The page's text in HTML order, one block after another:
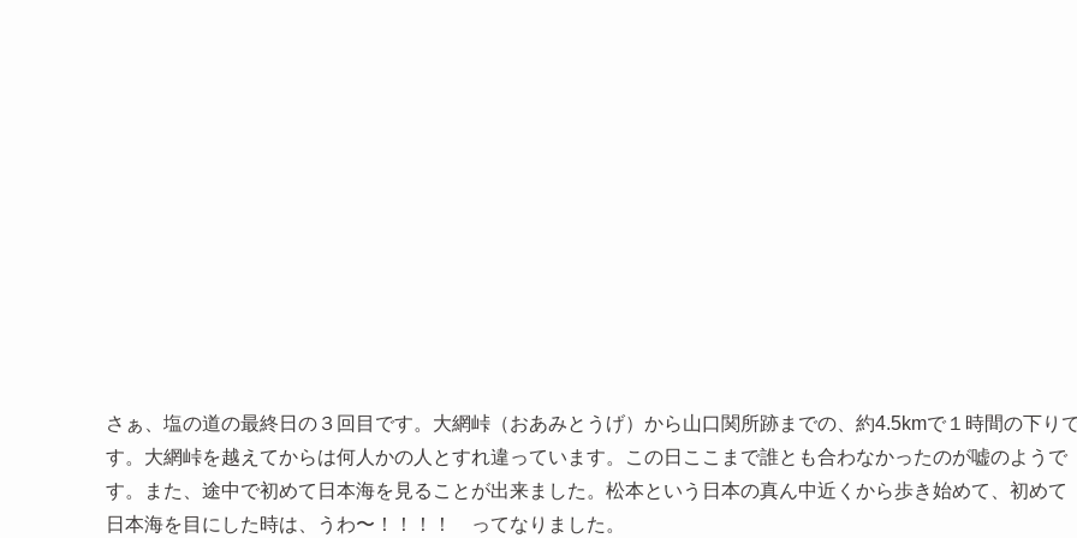
さぁ、塩の道の最終日の３回目です。大網峠（おあみとうげ）から山口関所跡までの、約4.5kmで１時間の下り
す。大網峠を越えてからは何人かの人とすれ違っています。この日ここまで誰とも合わなかったのが嘘のようで
す。また、途中で初めて日本海を見ることが出来ました。松本という日本の真ん中近くから歩き始めて、初めて
日本海を目にした時は、うわ〜！！！！ ってなりました。